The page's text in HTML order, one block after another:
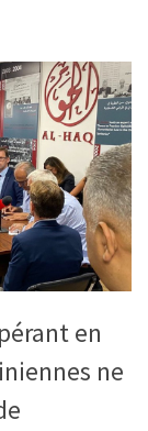
en
ne